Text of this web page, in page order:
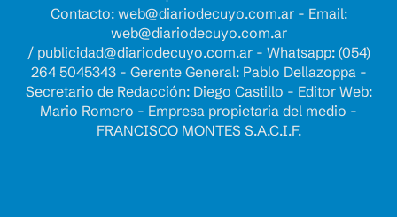
Contacto: web@diariodecuyo.com.ar- Email:
web@diariodecuyo.com.ar
/ publicidad@diariodecuyo.com.ar- Whatsapp: (054)
264 5045343 - Gerente General: Pablo Dellazoppa -
Secretario de Redacción: Diego Castillo - Editor Web:
Mario Romero - Empresa propietaria del medio -
FRANCISCO MONTES S.A.C.I.F.